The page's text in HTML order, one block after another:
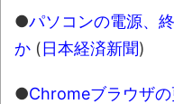
●パソコンの電源、
か (日本経済新聞)
●Chromeブラウザ